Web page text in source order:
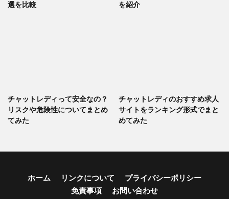
選を比較
を紹介
チャットレディって安全なの？
リスクや危険性についてまとめ
てみた
チャットレディのおすすめ求人
サイトをランキング形式でまと
めてみた
ホーム リンクについて
プライバシーポリシー
免責事項
お問い合わせ